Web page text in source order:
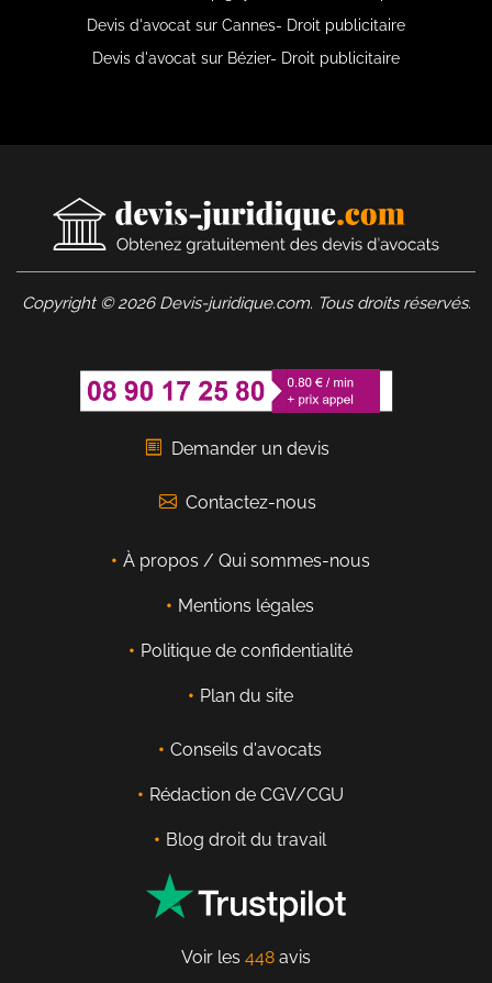
Devis d'avocat sur Cannes- Droit publicitaire
Devis d'avocat sur Bézier- Droit publicitaire
Copyright © 2026 Devis-juridique.com. Tous droits réservés.
Demander un devis
Contactez-nous
À propos / Qui sommes-nous
Mentions légales
Politique de confidentialité
Plan du site
Conseils d'avocats
Rédaction de CGV/CGU
Blog droit du travail
Voir les 448 avis